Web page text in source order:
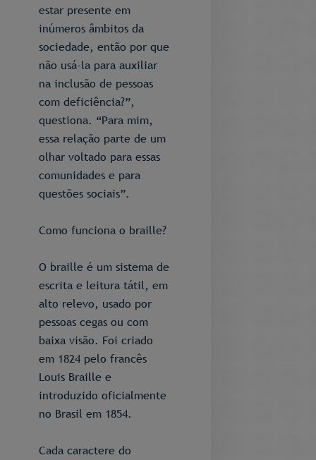
estar presente em
inúmeros âmbitos da
sociedade, então por que
não usá-la para auxiliar
na inclusão de pessoas
com deficiência?”,
questiona. “Para mim,
essa relação parte de um
olhar voltado para essas
comunidades e para
questões sociais”.
Como funciona o braille?
O braille é um sistema de
escrita e leitura tátil, em
alto relevo, usado por
pessoas cegas ou com
baixa visão. Foi criado
em 1824 pelo francês
Louis Braille e
introduzido oficialmente
no Brasil em 1854.
Cada caractere do